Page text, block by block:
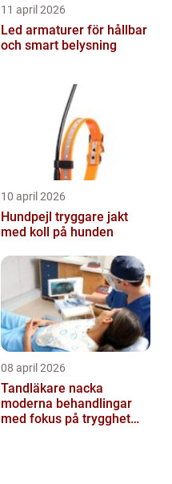
11 april 2026
Led armaturer för hållbar
och smart belysning
10 april 2026
Hundpejl tryggare jakt
med koll på hunden
08 april 2026
Tandläkare nacka
moderna behandlingar
med fokus på trygghet